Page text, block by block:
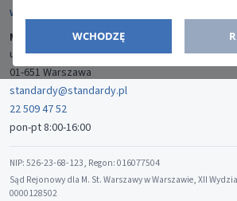
WCHODZĘ
WYDAWCA
Media-Press Sp. z o.o.
ul. Gwiaździsta 7B/8
01-651 Warszawa
standardy@standardy.pl
22 509 47 52
pon-pt 8:00-16:00
NIP: 526-23-68-123, Regon: 016077504
Sąd Rejonowy dla M. St. Warszawy w Warszawie, XII
0000128502